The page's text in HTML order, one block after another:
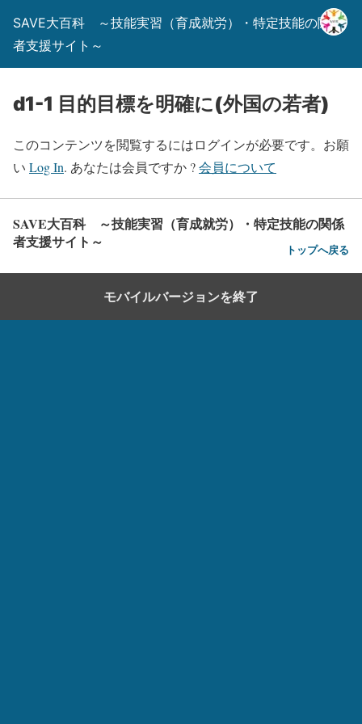
SAVE大百科 ～技能実習（育成就労）・特定技能の関係
者支援サイト～
d1-1 目的目標を明確に(外国の若者)
このコンテンツを閲覧するにはログインが必要です。お願
い Log In. あなたは会員ですか ?会員について
SAVE大百科 ～技能実習（育成就労）・特定技能の関係
者支援サイト～
トップへ戻る
モバイルバージョンを終了